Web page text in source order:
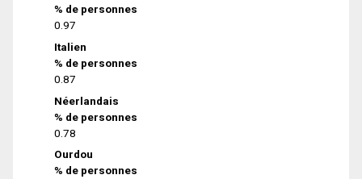
% de personnes
0.97
Italien
% de personnes
0.87
Néerlandais
% de personnes
0.78
Ourdou
% de personnes